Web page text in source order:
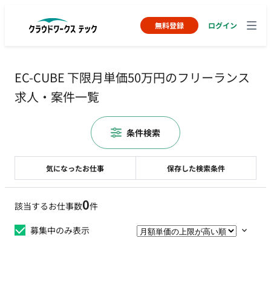
無料登録 ログイン
EC-CUBE 下限月単価50万円のフリーランス
求人・案件一覧
該当するお仕事数0件
募集中のみ表示
気になったお仕事 保存した検索条件
条件検索